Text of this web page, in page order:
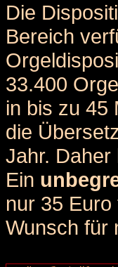
Die
Bereich
33.400
in bis zu 45
die
Jahr. Daher
Ein
nur 35
Wunsch für